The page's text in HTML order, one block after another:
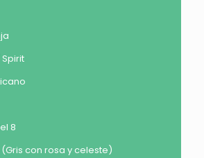
8
con rosa y celeste)